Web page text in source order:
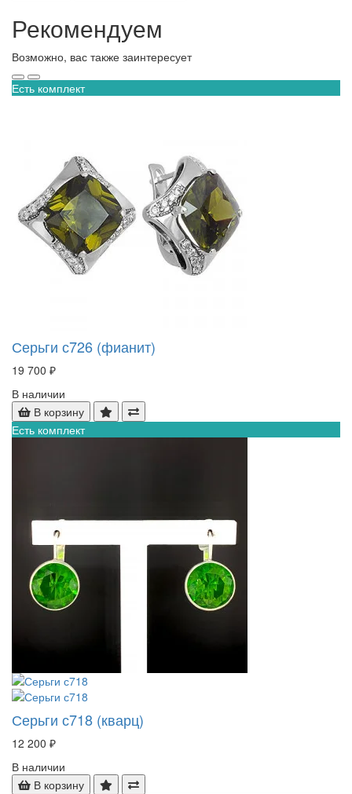
Рекомендуем
Возможно, вас также заинтересует
Есть комплект
Серьги с726 (фианит)
19 700 ₽
В наличии
В корзину
Есть комплект
Серьги с718 (кварц)
12 200 ₽
В наличии
В корзину